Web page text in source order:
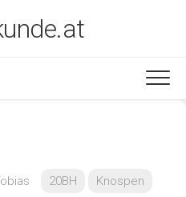
20BH Knospen